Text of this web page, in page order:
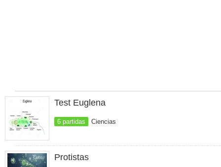
Test Euglena
6 partidas Ciencias
Protistas